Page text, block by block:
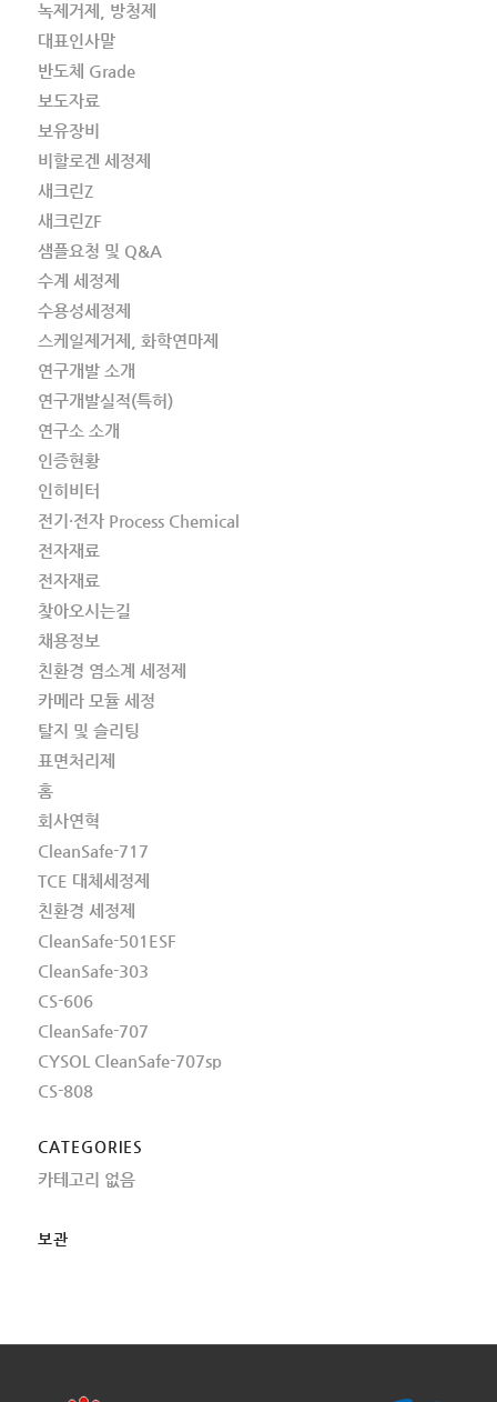
녹제거제, 방청제
대표인사말
반도체 Grade
보도자료
보유장비
비할로겐 세정제
새크린Z
새크린ZF
샘플요청 및 Q&A
수계 세정제
수용성세정제
스케일제거제, 화학연마제
연구개발 소개
연구개발실적(특허)
연구소 소개
인증현황
인히비터
전기·전자 Process Chemical
전자재료
전자재료
찾아오시는길
채용정보
친환경 염소계 세정제
카메라 모듈 세정
탈지 및 슬리팅
표면처리제
홈
회사연혁
CleanSafe-717
TCE 대체세정제
친환경 세정제
CleanSafe-501ESF
CleanSafe-303
CS-606
CleanSafe-707
CYSOL CleanSafe-707sp
CS-808
CATEGORIES
카테고리 없음
보관